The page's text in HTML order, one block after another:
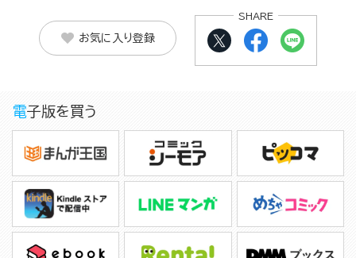
お気に入り登録
SHARE
電子版を買う